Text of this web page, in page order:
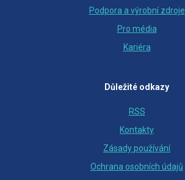
Podpora a výrobní zdroje
Pro média
Kariéra
Důležité odkazy
RSS
Kontakty
Zásady používání
Ochrana osobních údajů